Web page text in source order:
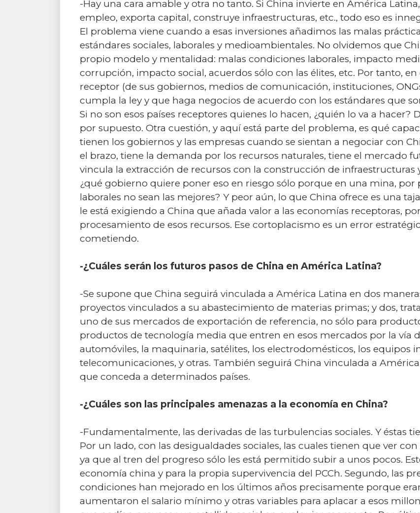
-Hay una cara amable y otra no tanto. Si China invierte en América
empleo, exporta capital, construye infraestructuras, etc., todo eso es
El problema viene cuando a esas inversiones añadimos las malas
estándares sociales, laborales y medioambientales. No olvidemos que
propio modelo y mentalidad: malas condiciones laborales, impacto
corrupción, impacto social, acuerdos sólo con las élites, etc. Por tanto,
receptor (de sus gobiernos, medios de comunicación, instituciones,
cumpla la ley y que haga negocios de acuerdo con los estándares que
Si no son esos países receptores quienes lo hacen, ¿quién lo va a hacer?
por supuesto. Otra cuestión, y aquí está parte del problema, es qué
tienen los gobiernos y las empresas cuando se sientan a negociar con
el brazo, tiene la demanda por los recursos naturales, tiene el mercado
vincula la extracción de recursos con la construcción de infraestructuras
¿qué gobierno quiere poner eso en riesgo sólo porque en una mina,
laborales no sean las mejores? Y peor aún, lo que China ofrece es una
le está exigiendo a China que añada valor a las economías receptoras,
procesamiento de esos recursos. Ese cortoplacismo es un error
cometiendo.
-¿Cuáles serán los futuros pasos de China en América Latina?
-Se supone que China seguirá vinculada a América Latina en dos
proyectos vinculados a su abastecimiento de materias primas; y dos,
uno de sus mercados de exportación de referencia, no sólo para
productos de tecnología media que entren en esos mercados por la vía
automóviles, la maquinaria, satélites, los electrodomésticos, los equipos
telecomunicaciones, y otras. También seguirá China vinculada a
que conceda a determinados países.
-¿Cuáles son las principales amenazas a la economía en China?
-Fundamentalmente, las derivadas de las turbulencias sociales. Y éstas
Por un lado, con las desigualdades sociales, las cuales tienen que ver
ya que al tren del progreso sólo les está permitido subir a unos pocos.
economía china y para la propia supervivencia del PCCh. Segundo, las
condiciones han mejorado en los últimos años precisamente porque
aumentaron el salario mínimo y otras variables para aplacar a esos